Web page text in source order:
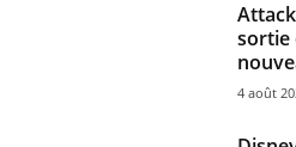
sortie
4 août